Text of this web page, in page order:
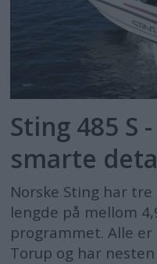
Sting 485 S
smarte
Norske Sting har
lengde på mellom
programmet. Alle
Torup og har